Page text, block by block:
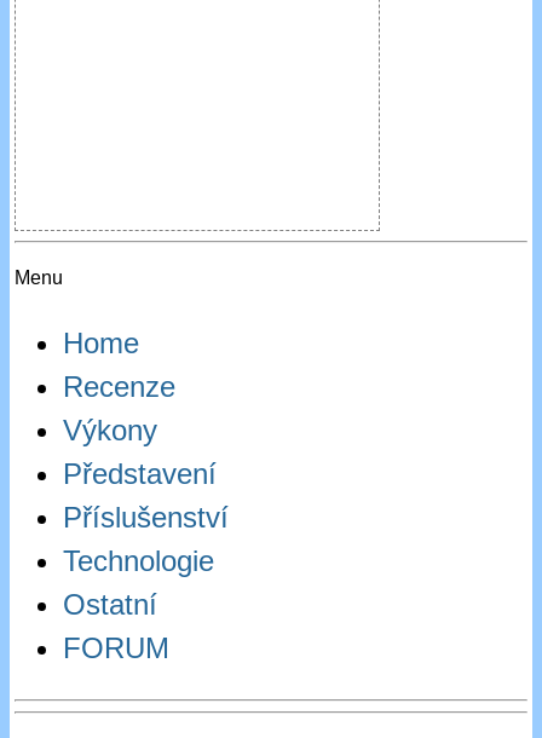
Menu
Home
Recenze
Výkony
Představení
Příslušenství
Technologie
Ostatní
FORUM